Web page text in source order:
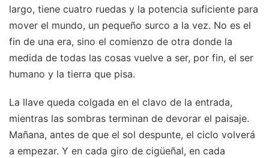
largo, tiene cuatro ruedas y la potencia suficiente para
mover el mundo, un pequeño surco a la vez. No es el
fin de una era, sino el comienzo de otra donde la
medida de todas las cosas vuelve a ser, por fin, el ser
humano y la tierra que pisa.
La llave queda colgada en el clavo de la entrada,
mientras las sombras terminan de devorar el paisaje.
Mañana, antes de que el sol despunte, el ciclo volverá
a empezar. Y en cada giro de cigüeñal, en cada